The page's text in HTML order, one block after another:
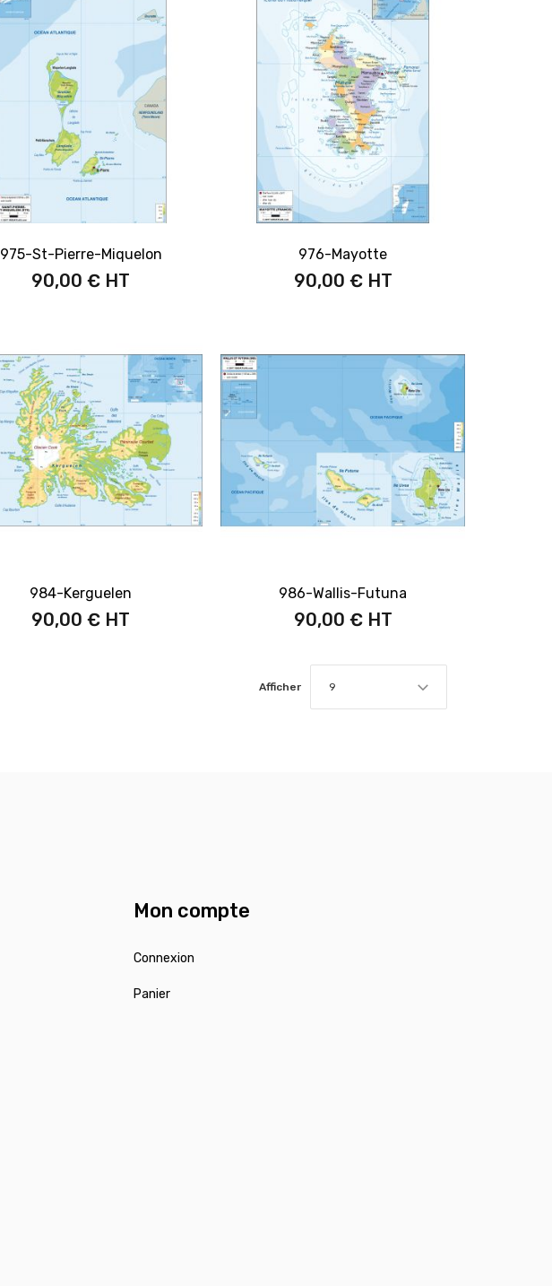
975-St-Pierre-Miquelon
90,00 €
976-Mayotte
90,00 €
984-Kerguelen
90,00 €
986-Wallis-Futuna
90,00 €
Afficher 9
Mon compte
Connexion
Panier